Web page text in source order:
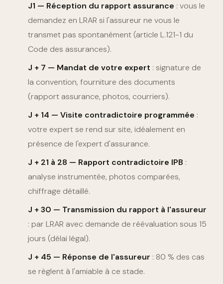
J1 — Réception du rapport assurance : vous le
demandez en LRAR si l'assureur ne vous le
transmet pas spontanément (article L.121-1 du
Code des assurances).
J + 7 — Mandat de votre expert : signature de
la convention, fourniture des documents
(rapport assurance, photos, courriers).
J + 14 — Visite contradictoire programmée :
votre expert se rend sur site, idéalement en
présence de l'expert d'assurance.
J + 21 à 28 — Rapport contradictoire IPB :
analyse instrumentée, photos comparées,
chiffrage détaillé.
J + 30 — Transmission du rapport à l'assureur
: par LRAR avec demande de réévaluation sous 15
jours (délai légal).
J + 45 — Réponse de l'assureur : 80 % des cas
se règlent à l'amiable à ce stade.